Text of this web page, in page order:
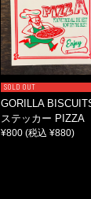
SOLD OUT
GORILLA
ステッカー PIZZA
¥800 (税込 ¥880)